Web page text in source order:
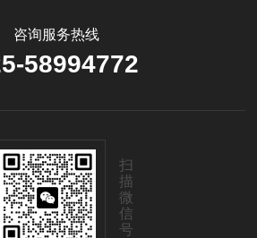
咨询服务热线
58994772
扫
描
微
信
号